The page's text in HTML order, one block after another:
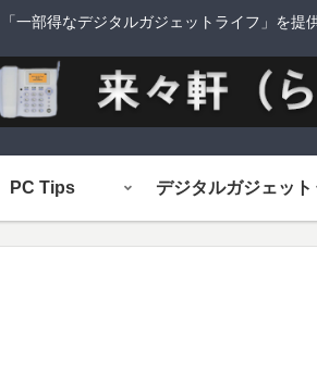
「一部得なデジタルガジェットライフ」を
PC Tips デジタルガジェット